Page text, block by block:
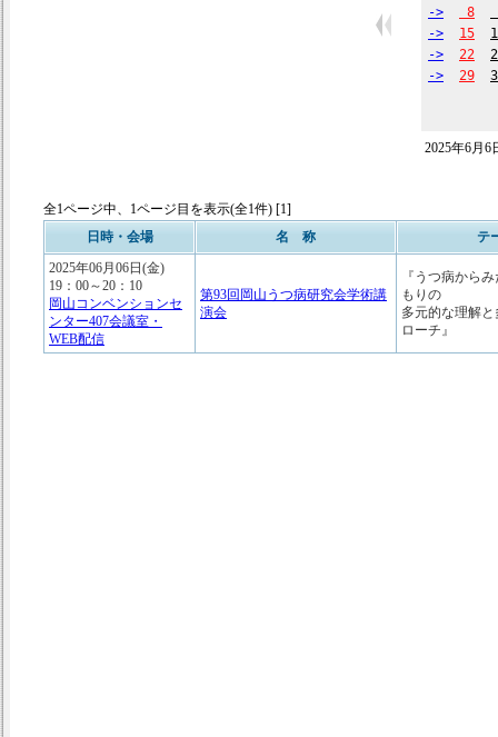
->
8
->
15
->
22
->
29
2025年6月
全1ページ中、1ページ目を表示(全1件) [1]
日時・会場
名 称
テ
2025年06月06日(金)
19：00～20：10
岡山コンベンションセ
ンター407会議室・
WEB配信
第93回岡山うつ病研究会学術講
演会
『うつ病から
もりの
多元的な理解
ローチ』